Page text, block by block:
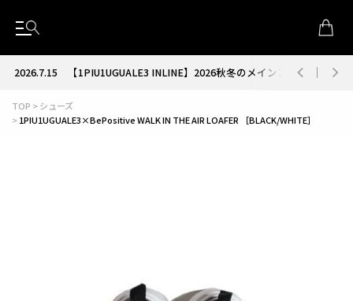
2026.7.15【1PIU1UGUALE3 INLINE】2026秋冬のメインコレクションが
TOP
シューズ
1PIU1UGUALE3×BePositive WALK IN THE AIR LOAFER ［BLACK/WHITE］